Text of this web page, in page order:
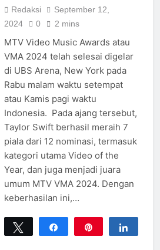
Malioboro Hadirkan
kolaborasi Program Belanja
Shopping Festival 2026”
dengan Pesona Malioboro
Juli 31, 2026
SCH Siap Semarakkan
Indonesia Shopping Festival
Hadirkan Diskon Hingga
80%
RESMI DIGELAR, INDONESIA
SHOPPING FESTIVAL 2026
SIAPKAN EVENT MENARIK &
DISKON BELANJA DI LIPPO
PLAZA JOGJA
Juli 31, 2026
Kemeriahan Menyambut
Kemerdekaan RI di
Pakuwon Mall Jogja
Juli 31, 2026
Redaksi
September 12,
2024
0 2 mins
MTV Video Music Awards atau
VMA 2024 telah selesai digelar
di UBS Arena, New York pada
Rabu malam waktu setempat
atau Kamis pagi waktu
Indonesia. Pada ajang tersebut,
Taylor Swift berhasil meraih 7
piala dari 12 nominasi, termasuk
kategori utama Video of the
Year, dan juga menjadi juara
umum MTV VMA 2024. Dengan
keberhasilan ini,…
Tweet Share